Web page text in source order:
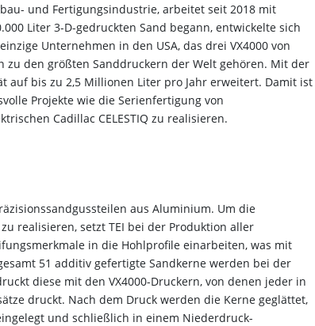
und Fertigungsindustrie, arbeitet seit 2018 mit
Liter 3-D-gedruckten Sand begann, entwickelte sich
Unternehmen in den USA, das drei VX4000 von
zu den größten Sanddruckern der Welt gehören. Mit der
auf bis zu 2,5 Millionen Liter pro Jahr erweitert. Damit ist
Projekte wie die Serienfertigung von
Cadillac CELESTIQ zu realisieren.
aus Aluminium. Um die
realisieren, setzt TEI bei der Produktion aller
in die Hohlprofile einarbeiten, was mit
51 additiv gefertigte Sandkerne werden bei der
diese mit den VX4000-Druckern, von denen jeder in
druckt. Nach dem Druck werden die Kerne geglättet,
und schließlich in einem Niederdruck-